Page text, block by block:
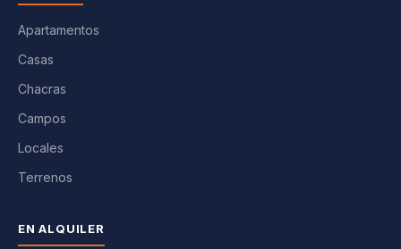
Apartamentos
Casas
Chacras
Campos
Locales
Terrenos
EN ALQUILER